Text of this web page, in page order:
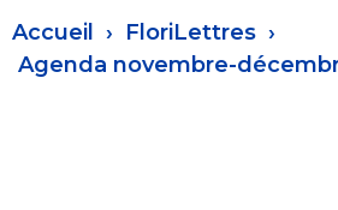
Fil
d'Ariane
Accueil
FloriLettres
Agenda novembre-